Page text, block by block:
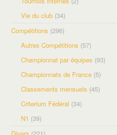
Vie du club (34)
Compétitions (296)
Autres Compétitions (57)
Championnat par équipes (93)
Championnats de France (5)
Classements mensuels (45)
Criterium Fédéral (34)
N1 (39)